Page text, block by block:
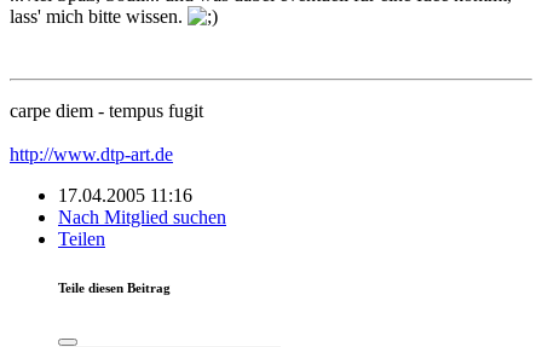
lass' mich bitte wissen.
carpe diem - tempus fugit
http://www.dtp-art.de
17.04.2005 11:16
Nach Mitglied suchen
Teilen
Teile diesen Beitrag